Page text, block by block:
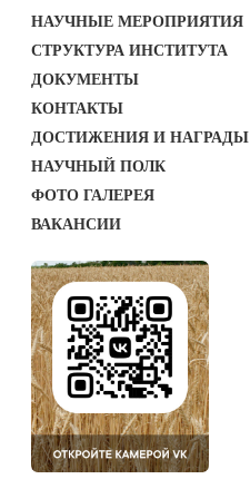
НАУЧНЫЕ МЕРОПРИЯТИЯ
СТРУКТУРА ИНСТИТУТА
ДОКУМЕНТЫ
КОНТАКТЫ
ДОСТИЖЕНИЯ И НАГРАДЫ
НАУЧНЫЙ ПОЛК
ФОТО ГАЛЕРЕЯ
ВАКАНСИИ